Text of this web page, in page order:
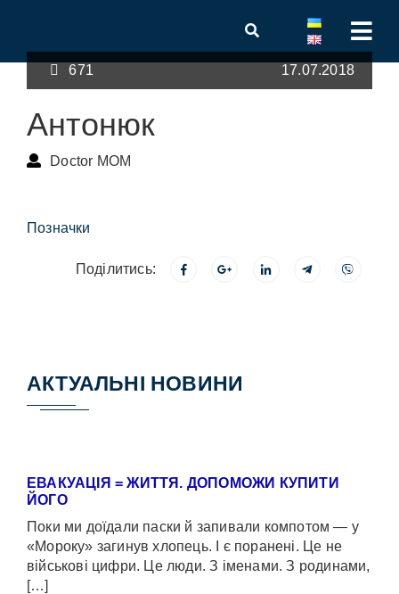
671 17.07.2018
Антонюк
Doctor MOM
Позначки
Поділитись:
АКТУАЛЬНІ НОВИНИ
ЕВАКУАЦІЯ = ЖИТТЯ. ДОПОМОЖИ КУПИТИ
ЙОГО
Поки ми доїдали паски й запивали компотом — у
«Мороку» загинув хлопець. І є поранені. Це не
військові цифри. Це люди. З іменами. З родинами,
[…]